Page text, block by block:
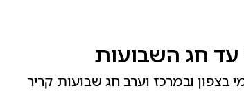
עד חג השבועות
ובמרכז וערב חג שבועות קריר